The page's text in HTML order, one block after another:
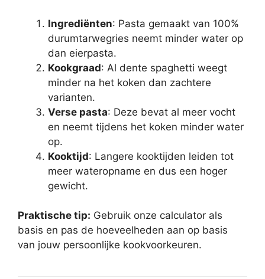
Ingrediënten: Pasta gemaakt van 100%
durumtarwegries neemt minder water op
dan eierpasta.
Kookgraad: Al dente spaghetti weegt
minder na het koken dan zachtere
varianten.
Verse pasta: Deze bevat al meer vocht
en neemt tijdens het koken minder water
op.
Kooktijd: Langere kooktijden leiden tot
meer wateropname en dus een hoger
gewicht.
Praktische tip: Gebruik onze calculator als
basis en pas de hoeveelheden aan op basis
van jouw persoonlijke kookvoorkeuren.